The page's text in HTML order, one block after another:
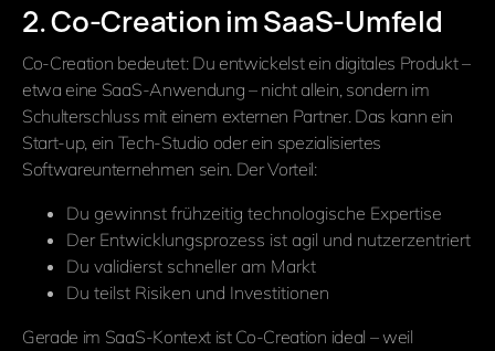
2. Co-Creation im SaaS-Umfeld
Co-Creation bedeutet: Du entwickelst ein digitales Produkt –
etwa eine SaaS-Anwendung – nicht allein, sondern im
Schulterschluss mit einem externen Partner. Das kann ein
Start-up, ein Tech-Studio oder ein spezialisiertes
Softwareunternehmen sein. Der Vorteil:
Du gewinnst frühzeitig technologische Expertise
Der Entwicklungsprozess ist agil und nutzerzentriert
Du validierst schneller am Markt
Du teilst Risiken und Investitionen
Gerade im SaaS-Kontext ist Co-Creation ideal – weil